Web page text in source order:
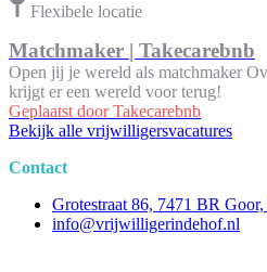
Flexibele locatie
Matchmaker | Takecarebnb
Open jij je wereld als matchmaker
krijgt er een wereld voor terug!
Geplaatst door Takecarebnb
Bekijk alle vrijwilligersvacatures
Contact
Grotestraat 86, 7471 BR
info@vrijwilligerindehof.nl